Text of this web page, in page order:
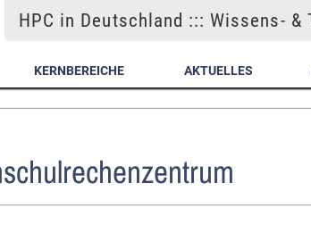
HPC in Deutschland ::: Wissens-
KERNBEREICHE AKTUELLES